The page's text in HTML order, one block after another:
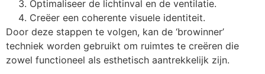
Optimaliseer de lichtinval en de ventilatie.
Creëer een coherente visuele identiteit.
Door deze stappen te volgen, kan de ‘browinner’
techniek worden gebruikt om ruimtes te creëren die
zowel functioneel als esthetisch aantrekkelijk zijn.